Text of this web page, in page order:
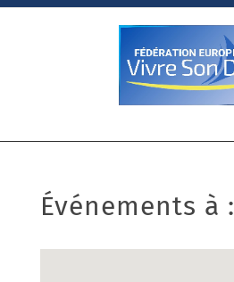
Événements à :